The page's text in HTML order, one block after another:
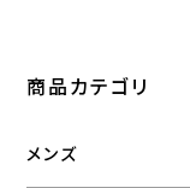
商品カテゴリ
メンズ